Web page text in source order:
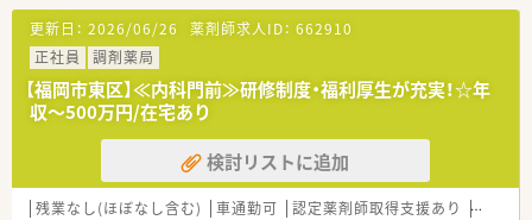
【法人特徴について】
■福岡県を中心に100店舗以上を展開しており、地域に根差した
薬局運営を行っている安定企業です。
■病院門前から医療モール型まで多様な店舗形態を持ち、薬剤師
として幅広い経験を積むことができます。
■独自の教育システムが充実しており、基本研修から専門分野ま
で段階的にスキルを磨ける環境です。
【勤務実態について】
■勤務時間は9時から17時までと短く、残業ゼロを目指している
更新日： 2026/06/26 薬剤師求人ID： 662910
正社員
調剤薬局
【福岡市東区】≪内科門前≫研修制度・福利厚生が充実！☆年
収～500万円/在宅あり
検討リストに追加
残業なし(ほぼなし含む) 車通勤可 認定薬剤師取得支援あり 教育制